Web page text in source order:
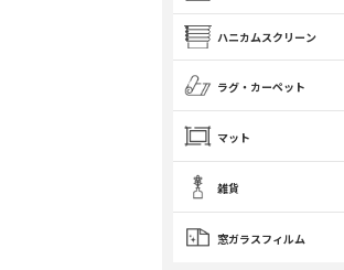
ハニカムスクリーン
ラグ・カーペット
マット
雑貨
窓ガラスフィルム